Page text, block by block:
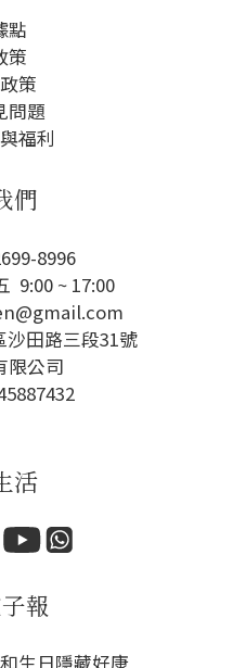
點
策
策
問題
福利
們
8996
9:00 ~ 17:00
田路三段31號
限公司
活
報